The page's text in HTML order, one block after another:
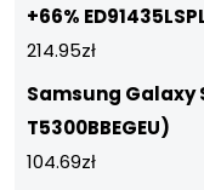
+66%
214.95zł
Samsung Galaxy
T5300BBEGEU)
104.69zł